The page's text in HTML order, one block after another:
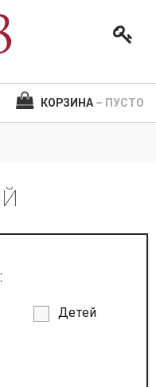
КОРЗИНА – ПУСТО
Детей